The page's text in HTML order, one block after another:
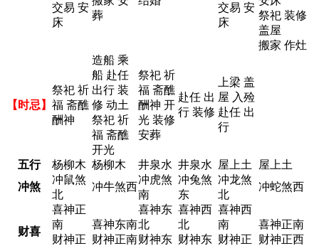
交易 安
床
葬
交易 安
床
祭祀 装修
盖屋
搬家 作灶
【时忌】
祭祀 祈
福 斋醮
酬神
造船 乘
船 赴任
出行 装
修 动土
祭祀 祈
福 斋醮
开光
祭祀 祈
福 斋醮
酬神 开
光 装修
安葬
赴任 出
行 装修
上梁 盖
屋 入殓
赴任 出
行
五行 杨柳木 杨柳木 井泉水 井泉水 屋上土
屋上土
冲煞
冲鼠煞
北
冲牛煞西
冲虎煞
南
冲兔煞
东
冲龙煞
北
冲蛇煞西
财喜
喜神正
南
财神正
喜神东南
财神正南
喜神东
北
财神东
喜神西
北
财神东
喜神西
南
财神正
喜神正南
财神正西